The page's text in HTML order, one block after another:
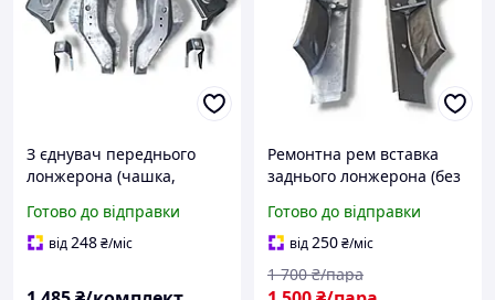
З єднувач переднього
лонжерона (чашка,
кронштейн стабілізатора
ВАЗ 2108, 2109, 21099,
Готово до відправки
від248₴/міс
Ремонтна рем вставка
заднього лонжерона (без
права ВАЗ 2108, 2109,
21099, 2113, 2114, 2115,
Україна
Готово до відправки
від250₴/міс
1 700 ₴/пара